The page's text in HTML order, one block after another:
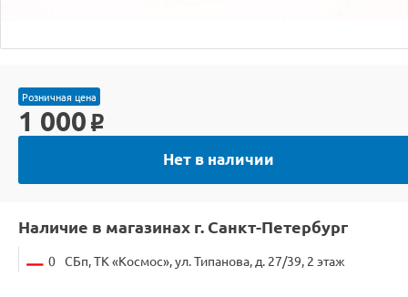
Розничная цена
1 000 o
Нет в наличии
Наличие в магазинах г. Санкт-Петербург
0 СБп, ТК «Космос», ул. Типанова, д. 27/39, 2 этаж